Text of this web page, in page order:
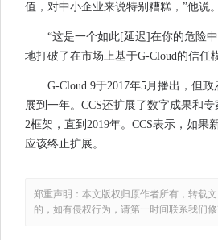
值，对中小企业来说特别糟糕，”他说。
“这是一个如此[延迟]在你的危险
地打破了在市场上基于G-Cloud的信任
G-Cloud 9于2017年5月播出，但
展到一年。CCS还扩展了数字成果和
2框架，直到2019年。CCS表示，如果
应该终止扩展。
郑重声明：本文版权归原作者所有，转载
的，如有侵权行为，请第一时间联系我们修